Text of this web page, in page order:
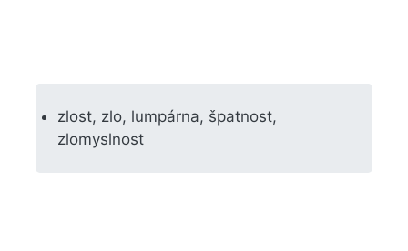
zlost, zlo, lumpárna, špatnost,
zlomyslnost